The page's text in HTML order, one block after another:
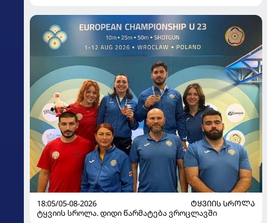
18:05/05-08-2026
ᲢᲧᲕᲘᲘᲡ ᲡᲠᲝᲚᲐ
ტყვიის სროლა. დიდი წარმატება ვროცლავში